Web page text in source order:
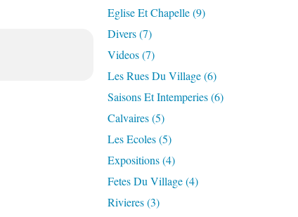
Eglise Et Chapelle(9)
Divers(7)
Videos(7)
Les Rues Du Village(6)
Saisons Et Intemperies(6)
Calvaires(5)
Les Ecoles(5)
Expositions(4)
Fetes Du Village(4)
Rivieres(3)